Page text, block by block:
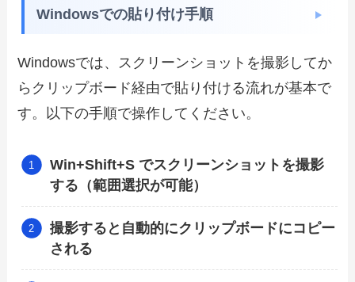
Windowsでの貼り付け手順
Windowsでは、スクリーンショットを撮影してか
らクリップボード経由で貼り付ける流れが基本で
す。以下の手順で操作してください。
Win+Shift+S でスクリーンショットを撮影
する（範囲選択が可能）
撮影すると自動的にクリップボードにコピー
される